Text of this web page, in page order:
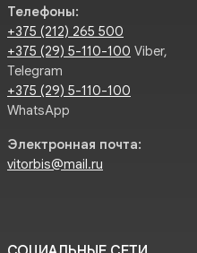
Телефоны:
+375 (212) 265 500
+375 (29) 5-110-100 Viber,
Telegram
+375 (29) 5-110-100
WhatsApp
Электронная почта:
vitorbis@mail.ru